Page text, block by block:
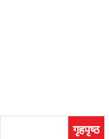
गृहपृष्ठ